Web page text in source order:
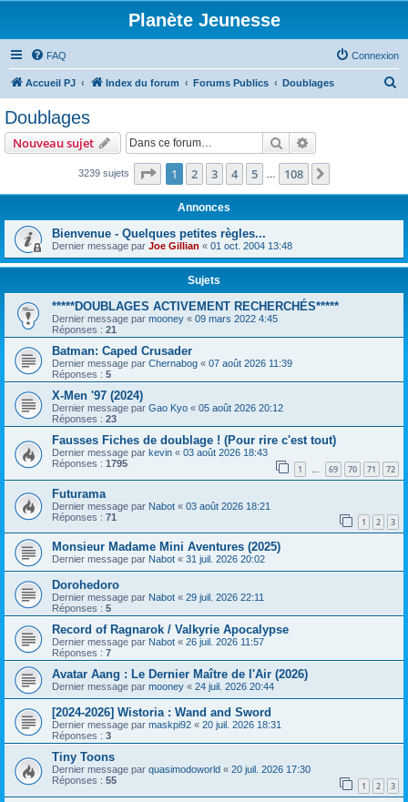
Planète Jeunesse
FAQ Connexion
Accueil PJ Index du forum Forums Publics Doublages
e
Doublages
Nouveau sujet Rechercher
3239 sujets Page 1sur108
1 2 3 4 5 108
Annonces
Bienvenue - Quelques petites règles...
Dernier message par Joe Gillian « 01 oct. 2004 13:48
Sujets
*****DOUBLAGES ACTIVEMENT RECHERCHÉS*****
Dernier message par mooney « 09 mars 2022 4:45
Réponses : 21
Batman: Caped Crusader
Dernier message par Chernabog « 07 août 2026 11:39
Réponses : 5
X-Men '97 (2024)
Dernier message par Gao Kyo « 05 août 2026 20:12
Réponses : 23
Fausses Fiches de doublage ! (Pour rire c'est tout)
Dernier message par kevin « 03 août 2026 18:43
Réponses : 1795 1 … 69 70 71 72
Futurama
Dernier message par Nabot « 03 août 2026 18:21
Réponses : 71 1 2 3
Monsieur Madame Mini Aventures (2025)
Dernier message par Nabot « 31 juil. 2026 20:02
Dorohedoro
Dernier message par Nabot « 29 juil. 2026 22:11
Réponses : 5
Record of Ragnarok / Valkyrie Apocalypse
Dernier message par Nabot « 26 juil. 2026 11:57
Réponses : 7
Avatar Aang : Le Dernier Maître de l'Air (2026)
Dernier message par mooney « 24 juil. 2026 20:44
[2024-2026] Wistoria : Wand and Sword
Dernier message par maskpi92 « 20 juil. 2026 18:31
Réponses : 3
Tiny Toons
Dernier message par quasimodoworld « 20 juil. 2026 17:30
Réponses : 55 1 2 3